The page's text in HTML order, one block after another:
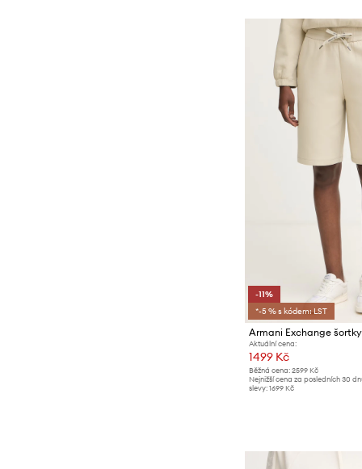
-11%
*-5 % s kódem: LST
Aktuální cena:
1499 Kč
Běžná cena: 2599 Kč
Nejnižší cena za posledních 30
slevy: 1699 Kč